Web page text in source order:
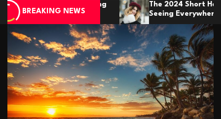
BREAKING NEWS
Short Hair Trends You’ll Be
Everywhere
Winter
It In Style